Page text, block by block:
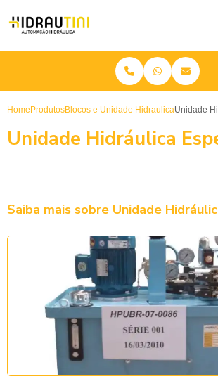
HomeProdutosBlocos e Unidade HidraulicaUnidade
Unidade Hidráulica
Saiba mais sobre Unidade